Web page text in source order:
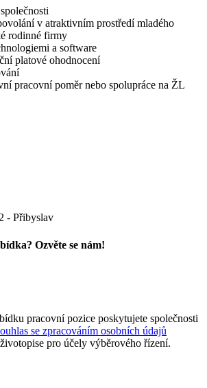
v atraktivním prostředí mladého
rodinné firmy
a software
platové ohodnocení
pracovní poměr nebo spolupráce na ŽL
- Přibyslav
Ozvěte se nám!
pracovní pozice poskytujete společnosti
se zpracováním osobních údajů
pro účely výběrového řízení.